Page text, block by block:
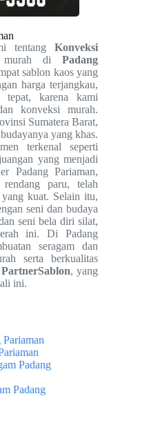
tentangKonveksi
diPadang
sablon kaos yang
harga terjangkau,
karena kami
konveksi murah.
Sumatera Barat,
yang khas.
terkenal seperti
yang menjadi
Padang Pariaman,
paru, telah
kuat. Selain itu,
seni dan budaya
seni bela diri silat,
ini. Di Padang
seragam dan
serta berkualitas
PartnerSablon, yang
ini.
Padang
Padang